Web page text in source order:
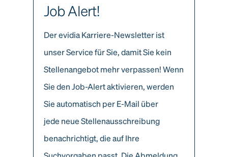
Job Alert!
Der evidia Karriere-Newsletter ist
unser Service für Sie, damit Sie kein
Stellenangebot mehr verpassen! Wenn
Sie den Job-Alert aktivieren, werden
Sie automatisch per E-Mail über
jede neue Stellenausschreibung
benachrichtigt, die auf Ihre